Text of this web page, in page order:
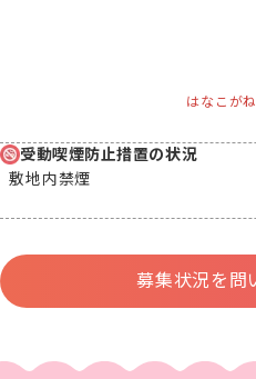
はなこが
受動喫煙防止措置の状況
敷地内禁煙
募集状況を問